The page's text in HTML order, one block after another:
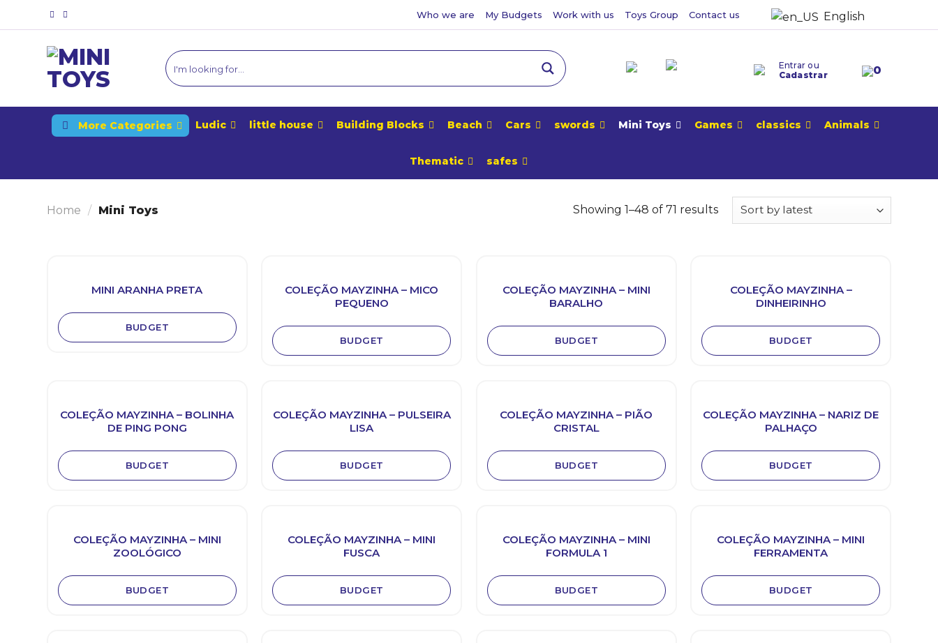
to
Who we are My Budgets Work with us Toys Group Contact us English
Entrar ou
Cadastrar
0
More Categories Ludic little house Building Blocks Beach Cars swords Mini Toys Games classics Animals
Thematic safes
Home / Mini Toys Showing 1–48 of 71 results
MINI ARANHA PRETA
BUDGET
COLEÇÃO MAYZINHA – MICO
PEQUENO
BUDGET
COLEÇÃO MAYZINHA – MINI
BARALHO
BUDGET
COLEÇÃO MAYZINHA –
DINHEIRINHO
BUDGET
COLEÇÃO MAYZINHA – BOLINHA
DE PING PONG
BUDGET
COLEÇÃO MAYZINHA – PULSEIRA
LISA
BUDGET
COLEÇÃO MAYZINHA – PIÃO
CRISTAL
BUDGET
COLEÇÃO MAYZINHA – NARIZ DE
PALHAÇO
BUDGET
COLEÇÃO MAYZINHA – MINI
ZOOLÓGICO
BUDGET
COLEÇÃO MAYZINHA – MINI
FUSCA
BUDGET
COLEÇÃO MAYZINHA – MINI
FORMULA 1
BUDGET
COLEÇÃO MAYZINHA – MINI
FERRAMENTA
BUDGET